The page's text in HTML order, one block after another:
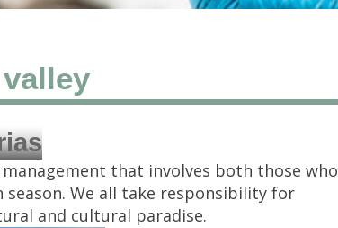
that involves both those who
season. We all take responsibility for
and cultural paradise.